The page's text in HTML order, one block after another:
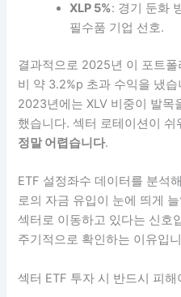
XLP 5%: 경기 둔화
필수품 기업 선호.
결과적으로 2025년 이 포트
비 약 3.2%p 초과 수익을 냈
2023년에는 XLV 비중이 발목
했습니다. 섹터 로테이션이 쉬
정말 어렵습니다.
ETF 설정좌수 데이터를 분석
로의 자금 유입이 눈에 띄게
섹터로 이동하고 있다는 신호
주기적으로 확인하는 이유입
섹터 ETF 투자 시 반드시 피